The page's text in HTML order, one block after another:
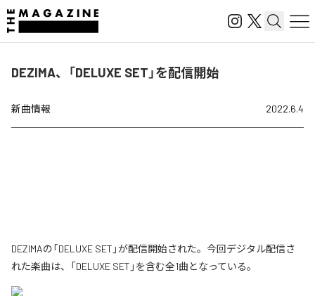
DEZIMA、「DELUXE SET」を配信開始
新曲情報 2022.6.4
DEZIMAの「DELUXE SET」が配信開始された。今回デジタル配信さ
れた楽曲は、「DELUXE SET」を含む全1曲となっている。